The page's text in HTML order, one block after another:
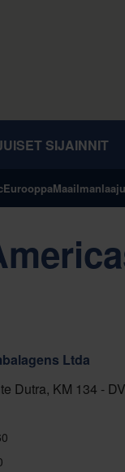
SIJAINNIT
Eurooppa
Ltda
Dutra, KM 134 -